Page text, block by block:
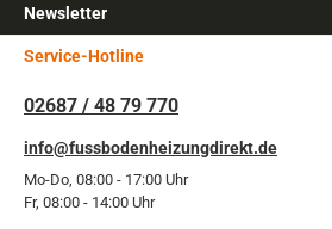
Newsletter
Service-Hotline
02687 / 48 79 770
info@fussbodenheizungdirekt.de
Mo-Do, 08:00 - 17:00 Uhr
Fr, 08:00 - 14:00 Uhr